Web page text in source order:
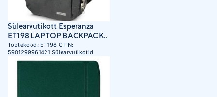
Sülearvutikott Esperanza
ET198 LAPTOP BACKPACK
15.6
Tootekood: ET198 GTIN:
5901299961421 Sülearvutikotid